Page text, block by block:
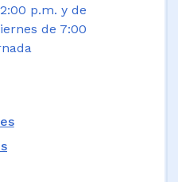
p.m. y de
de 7:00